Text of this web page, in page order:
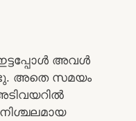
അവൾ
അതെ സമയം